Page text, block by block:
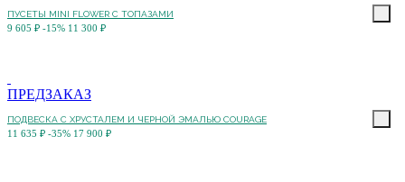
ПУСЕТЫ MINI FLOWER С ТОПАЗАМИ
9 605 ₽ -15% 11 300 ₽
ПРЕДЗАКАЗ
ПОДВЕСКА С ХРУСТАЛЕМ И ЧЕРНОЙ ЭМАЛЬЮ COURAGE
11 635 ₽ -35% 17 900 ₽